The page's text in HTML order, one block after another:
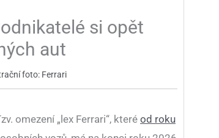
si opět
aut
foto: Ferrari
omezení „lex Ferrari“, které od roku